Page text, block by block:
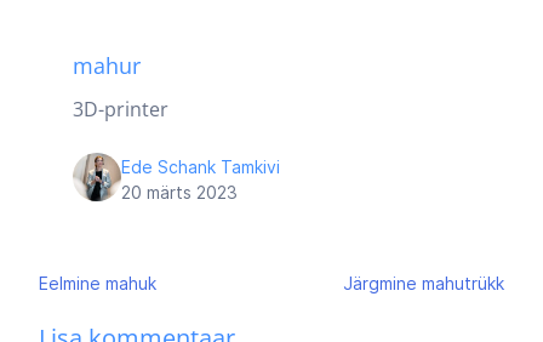
mahur
3D-printer
Ede Schank Tamkivi
20 märts 2023
Navigeerimine
Eelmine mahuk Järgmine mahutrükk